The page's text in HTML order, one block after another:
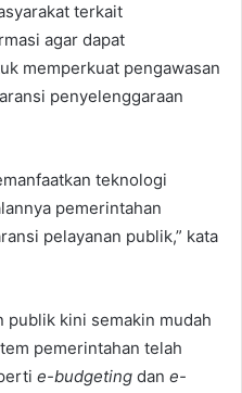
terkait
agar dapat
memperkuat pengawasan
penyelenggaraan
teknologi
pemerintahan
pelayanan publik,” kata
publik kini semakin mudah
pemerintahan telah
e-budgeting dan e-